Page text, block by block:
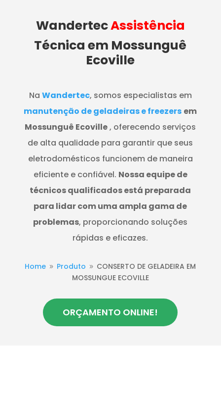
WandertecAssistência
Técnica em Mossunguê
Ecoville
Na Wandertec, somos especialistas em
manutenção de geladeiras e freezers em
Mossunguê Ecoville, oferecendo serviços
de alta qualidade para garantir que seus
eletrodomésticos funcionem de maneira
eficiente e confiável. Nossa equipe de
técnicos qualificados está preparada
para lidar com uma ampla gama de
problemas, proporcionando soluções
rápidas e eficazes.
Home 9 Produto 9 CONSERTO DE GELADEIRA EM
MOSSUNGUE ECOVILLE
ORÇAMENTO ONLINE!